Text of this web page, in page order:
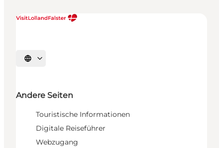
Sprache auswählen
Andere Seiten
Touristische Informationen
Digitale Reiseführer
Webzugang